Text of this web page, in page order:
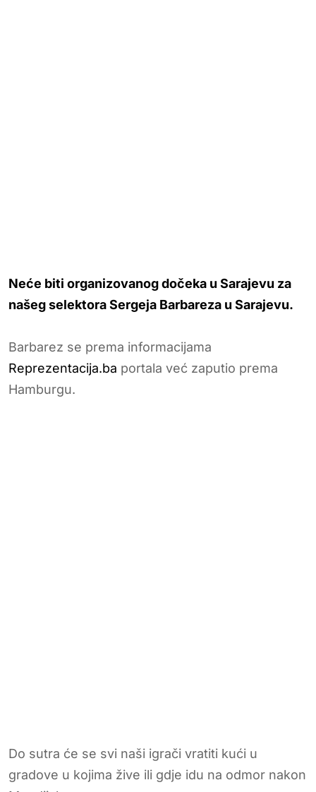
Neće biti organizovanog dočeka u Sarajevu za
našeg selektora Sergeja Barbareza u Sarajevu.
Barbarez se prema informacijama
Reprezentacija.ba portala već zaputio prema
Hamburgu.
Do sutra će se svi naši igrači vratiti kući u
gradove u kojima žive ili gdje idu na odmor nakon